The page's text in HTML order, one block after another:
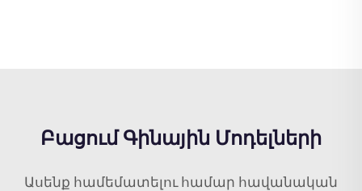
Բացում Գինային Մոդելների
Ասենք համեմատելու համար հավանական